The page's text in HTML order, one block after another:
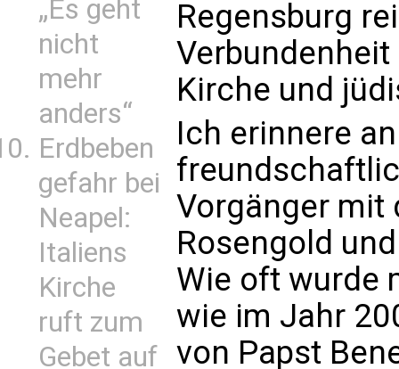
„Es geht
nicht
mehr
anders“
Erdbeben
gefahr bei
Neapel:
Italiens
Kirche
ruft zum
Gebet auf
Regensburg
Kirche und
Ich erinnere
Vorgänger mit
Rosengold
Wie oft wurde
wie im Jahr
von Papst